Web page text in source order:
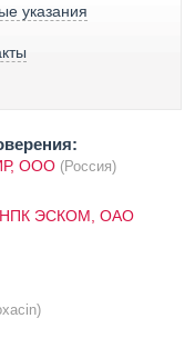
указания
ООО (Россия)
НПК ЭСКОМ, ОАО